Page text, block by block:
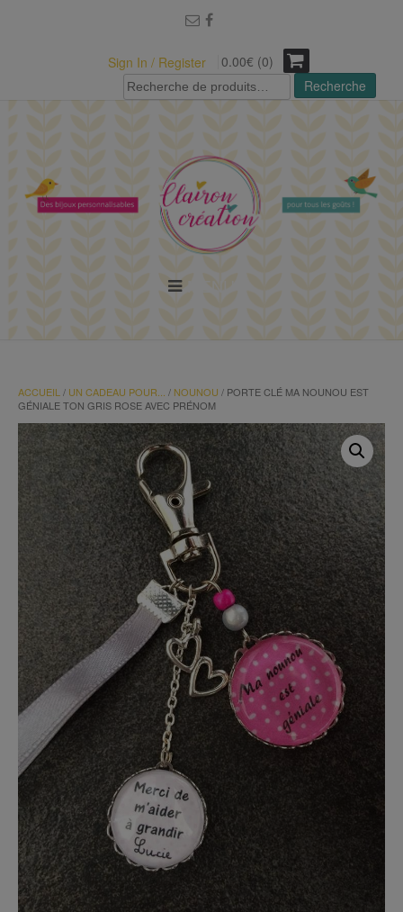
Sign In / Register
0.00€ (0)
Recherche
pour :
Recherche
ACCUEIL / UN CADEAU POUR... / NOUNOU / PORTE CLÉ MA NOUNOU EST
GÉNIALE TON GRIS ROSE AVEC PRÉNOM